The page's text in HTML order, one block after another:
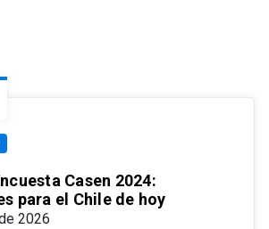
Casen 2024:
para el Chile de hoy
2026